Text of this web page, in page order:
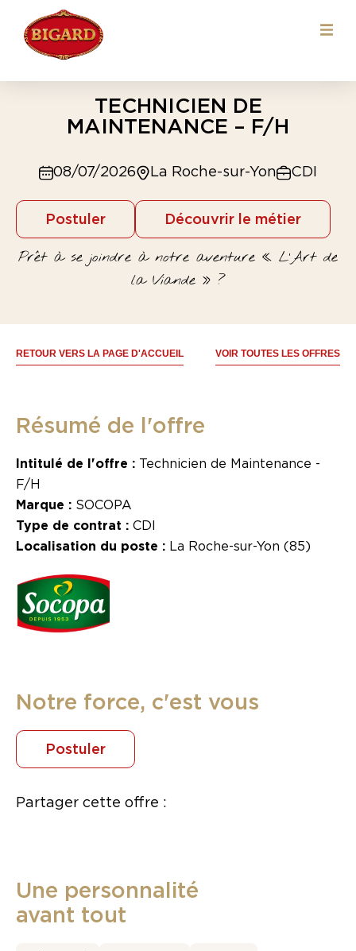
TECHNICIEN DE
MAINTENANCE – F/H
08/07/2026 La Roche-sur-Yon CDI
Postuler Découvrir le métier
Prêt à se joindre à notre aventure « L’Art de
la Viande » ?
RETOUR VERS LA PAGE D'ACCUEIL VOIR TOUTES LES OFFRES
Résumé de l'offre
Intitulé de l'offre : Technicien de Maintenance -
F/H
Marque : SOCOPA
Type de contrat : CDI
Localisation du poste : La Roche-sur-Yon (85)
Notre force, c'est vous
Postuler
Partager cette offre :
Une personnalité
avant tout